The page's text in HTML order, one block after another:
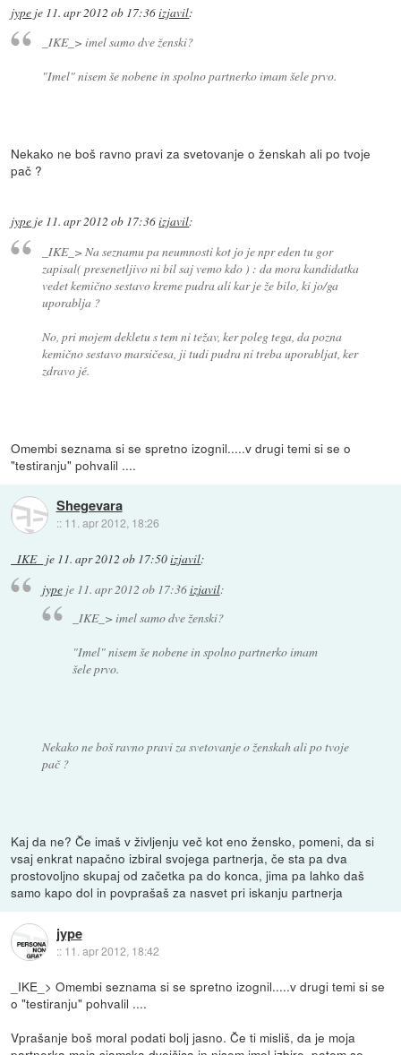
jype je 11. apr 2012 ob 17:36izjavil:
_IKE_> imel samo dve ženski?
"Imel" nisem še nobene in spolno partnerko imam šele prvo.
Nekako ne boš ravno pravi za svetovanje o ženskah ali po tvoje
pač ?
jype je 11. apr 2012 ob 17:36izjavil:
_IKE_> Na seznamu pa neumnosti kot jo je npr eden tu gor
zapisal( presenetljivo ni bil saj vemo kdo ) : da mora kandidatka
vedet kemično sestavo kreme pudra ali kar je že bilo, ki jo/ga
uporablja ?
No, pri mojem dekletu s tem ni težav, ker poleg tega, da pozna
kemično sestavo marsičesa, ji tudi pudra ni treba uporabljat, ker
zdravo jé.
Omembi seznama si se spretno izognil.....v drugi temi si se o
"testiranju" pohvalil ....
Shegevara
:: 11. apr 2012, 18:26
_IKE_ je 11. apr 2012 ob 17:50izjavil:
jypeje 11. apr 2012 ob 17:36izjavil:
_IKE_> imel samo dve ženski?
"Imel" nisem še nobene in spolno partnerko imam
šele prvo.
Nekako ne boš ravno pravi za svetovanje o ženskah ali po tvoje
pač ?
Kaj da ne? Če imaš v življenju več kot eno žensko, pomeni, da si
vsaj enkrat napačno izbiral svojega partnerja, če sta pa dva
prostovoljno skupaj od začetka pa do konca, jima pa lahko daš
samo kapo dol in povprašaš za nasvet pri iskanju partnerja
jype
:: 11. apr 2012, 18:42
_IKE_> Omembi seznama si se spretno izognil.....v drugi temi si se
o "testiranju" pohvalil ....
Vprašanje boš moral podati bolj jasno. Če ti misliš, da je moja